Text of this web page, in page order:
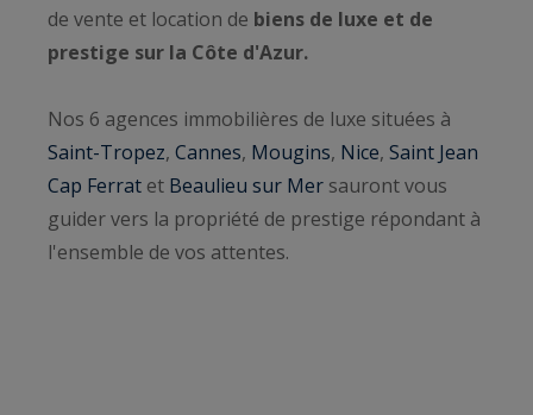
de vente et location de biens de luxe et de
prestige sur la Côte d'Azur.
Nos 6 agences immobilières de luxe situées à
Saint-Tropez, Cannes, Mougins, Nice, Saint Jean
Cap Ferrat et Beaulieu sur Mer sauront vous
guider vers la propriété de prestige répondant à
l'ensemble de vos attentes.